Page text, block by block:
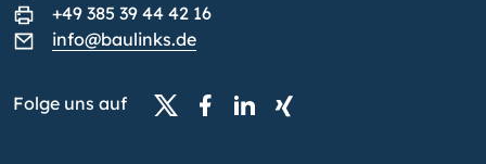
+49 385 39 44 42 16
info@baulinks.de
Folge uns auf